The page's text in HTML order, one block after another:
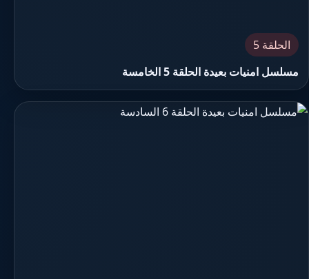
الحلقة 5
مسلسل امنيات بعيدة الحلقة 5 الخامسة